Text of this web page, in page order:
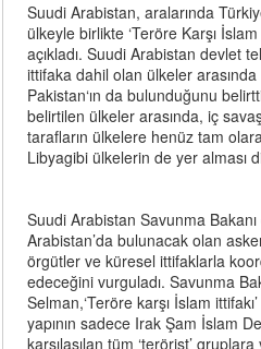
Suudi Arabistan, aralarında
ülkeyle birlikte ‘Teröre Karşı
açıkladı. Suudi Arabistan devlet
ittifaka dahil olan ülkeler arasında
Pakistan‘ın da bulunduğunu
belirtilen ülkeler arasında, iç
tarafların ülkelere henüz tam
Libyagibi ülkelerin de yer alması
Suudi Arabistan Savunma
Arabistan’da bulunacak olan
örgütler ve küresel ittifaklarla
edeceğini vurguladı. Savunma
Selman,‘Teröre karşı İslam
yapının sadece Irak Şam İslam
karşılaşılan tüm ‘terörist’